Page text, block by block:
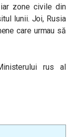
zone civile din
lunii. Joi, Rusia
care urmau să
rus al